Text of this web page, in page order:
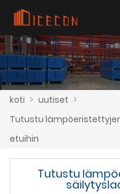
koti > uutiset >
Tutustu
etuihin
Tutustu